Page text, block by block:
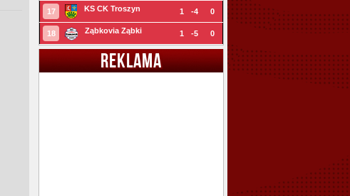
17 KS CK Troszyn 1 -4 0
18 Ząbkovia Ząbki 1 -5 0
REKLAMA